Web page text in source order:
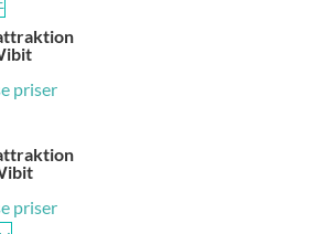
priser
priser